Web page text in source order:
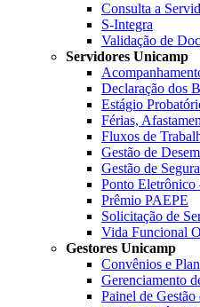
Consulta a
S-Integra
Validação de
Servidores Unicamp
Declaração dos
Estágio
Férias,
Fluxos de
Gestão de
Gestão de
Ponto Eletrônico
Prêmio PAEPE
Solicitação de
Vida Funcional
Gestores Unicamp
Convênios e
Gerenciamento
Painel de Gestão